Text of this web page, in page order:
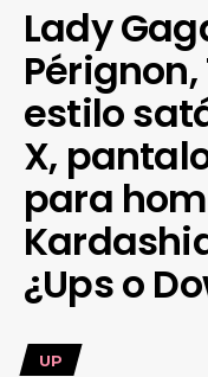
Lady
estilo
X,
para
¿Ups o
UP